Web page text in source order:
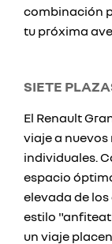
combinación
tu próxima
SIETE
El Renault
viaje a nuevos
individuales.
espacio
elevada de
estilo
un viaje